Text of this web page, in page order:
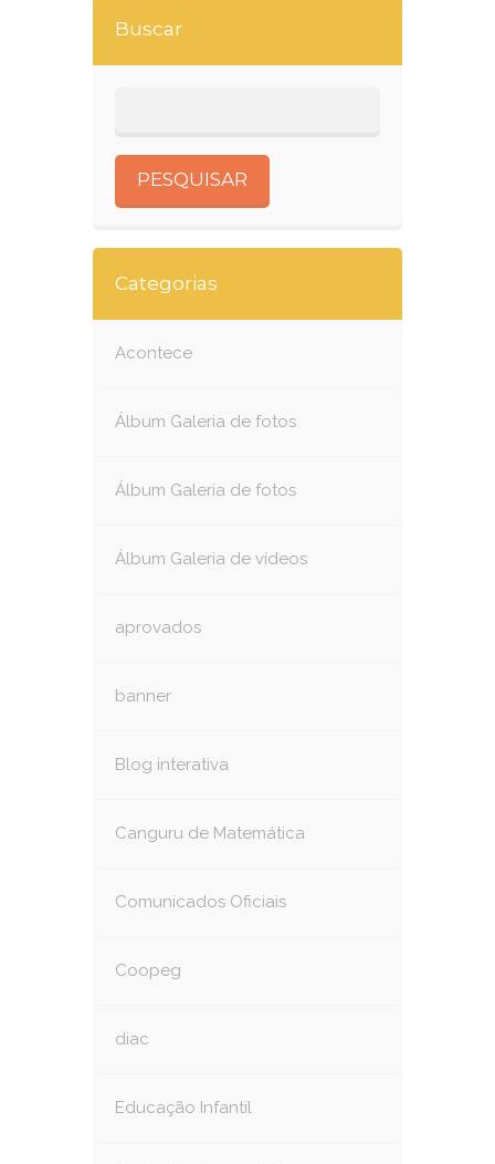
Buscar
Categorias
Acontece
Álbum Galeria de fotos
Álbum Galeria de fotos
Álbum Galeria de vídeos
aprovados
banner
Blog interativa
Canguru de Matemática
Comunicados Oficiais
Coopeg
diac
Educação Infantil